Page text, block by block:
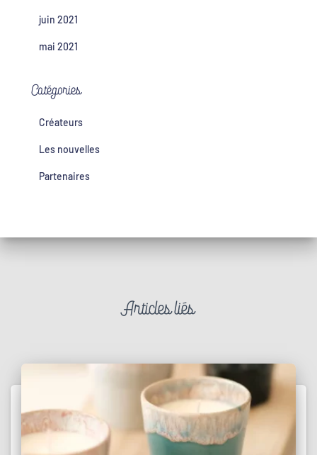
juin 2021
mai 2021
Catégories
Créateurs
Les nouvelles
Partenaires
Articles liés